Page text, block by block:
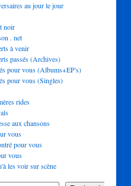
au jour le jour
noir
. net
à venir
passés (Archives)
pour vous (Albums+EP's)
pour vous (Singles)
rides
aux chansons
vous
pour vous
vous
les voir sur scène